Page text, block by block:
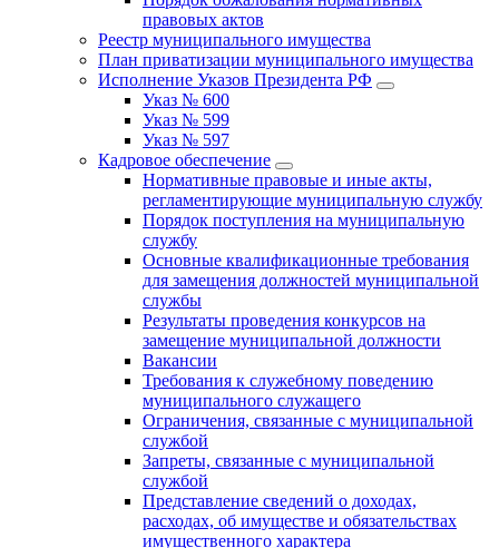
правовых актов
Реестр муниципального имущества
План приватизации муниципального имущества
Исполнение Указов Президента РФ
Указ № 600
Указ № 599
Указ № 597
Кадровое обеспечение
Нормативные правовые и иные акты,
регламентирующие муниципальную службу
Порядок поступления на муниципальную
службу
Основные квалификационные требования
для замещения должностей муниципальной
службы
Результаты проведения конкурсов на
замещение муниципальной должности
Вакансии
Требования к служебному поведению
муниципального служащего
Ограничения, связанные с муниципальной
службой
Запреты, связанные с муниципальной
службой
Представление сведений о доходах,
расходах, об имуществе и обязательствах
имущественного характера